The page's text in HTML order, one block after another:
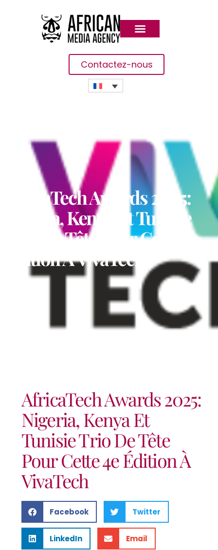
Contactez-nous
AfricaTech Awards 2025:
Nigeria, Kenya Et Tunisie
Trio De Tête Pour Cette 4e
Édition À VivaTech
AfricaTech Awards 2025:
Nigeria, Kenya Et
Tunisie Trio De Tête
Pour Cette 4e Édition À
VivaTech
Facebook Twitter
LinkedIn Email